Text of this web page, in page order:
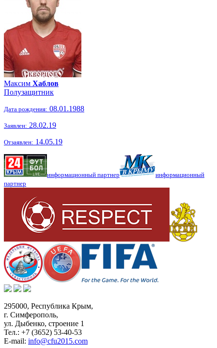
Максим Хаблов
Полузащитник
Дата рождения: 08.01.1988
Заявлен: 28.02.19
Отзаявлен: 14.05.19
информационный партнер
информационный
партнер
295000, Республика Крым,
г. Симферополь,
ул. Дыбенко, строение 1
Тел.: +7 (3652) 53-40-53
E-mail: info@cfu2015.com